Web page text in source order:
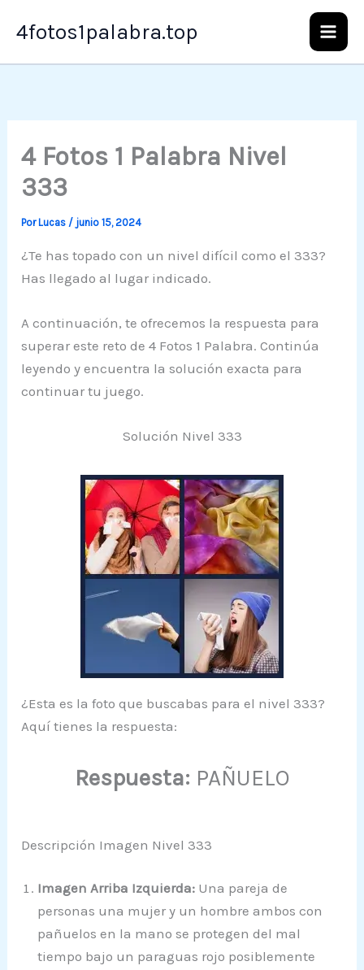
4fotos1palabra.top
4 Fotos 1 Palabra Nivel
333
PorLucas / junio 15, 2024
¿Te has topado con un nivel difícil como el 333?
Has llegado al lugar indicado.
A continuación, te ofrecemos la respuesta para
superar este reto de 4 Fotos 1 Palabra. Continúa
leyendo y encuentra la solución exacta para
continuar tu juego.
Solución Nivel 333
¿Esta es la foto que buscabas para el nivel 333?
Aquí tienes la respuesta:
Respuesta: PAÑUELO
Descripción Imagen Nivel 333
Imagen Arriba Izquierda: Una pareja de
personas una mujer y un hombre ambos con
pañuelos en la mano se protegen del mal
tiempo bajo un paraguas rojo posiblemente